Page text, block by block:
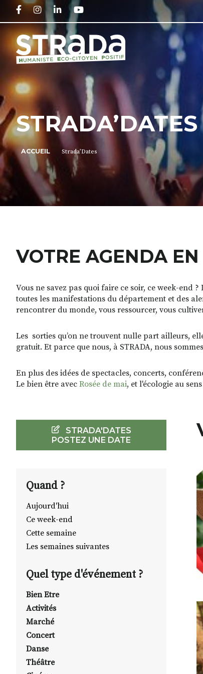
FACEBOOKINSTAGRAM
LINKEDINYOUTUBE
STRADA’DATES
ACCUEIL Strada’Dates
VOTRE AGENDA
Vous ne savez pas quoi faire ce soir, ce week-end ?
toutes les manifestations du département et des
rencontrer du monde, vous ressourcer, vous
Les sorties qu’on ne trouvent nulle part ailleurs,
gratuit. Et parce que nous, à STRADA, nous
En plus des idées de spectacles, concerts,
Le bien être avec Rosée de mai, et l'écologie au
STRADA'DATES
POSTEZ UNE DATE
Quand ?
Aujourd'hui
Ce week-end
Cette semaine
Les semaines suivantes
Quel type d'événement ?
Bien Etre
Activités
Marché
Concert
Danse
Théâtre